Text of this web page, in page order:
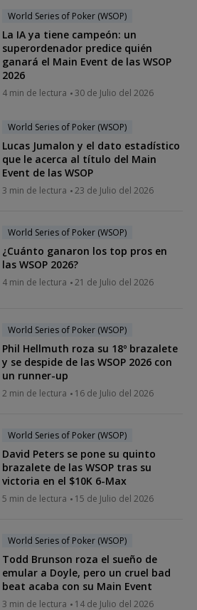
World Series of Poker (WSOP)
La IA ya tiene campeón: un
superordenador predice quién
ganará el Main Event de las WSOP
2026
4 min de lectura 30 de Julio del 2026
World Series of Poker (WSOP)
Lucas Jumalon y el dato estadístico
que le acerca al título del Main
Event de las WSOP
3 min de lectura 23 de Julio del 2026
World Series of Poker (WSOP)
¿Cuánto ganaron los top pros en
las WSOP 2026?
4 min de lectura 21 de Julio del 2026
World Series of Poker (WSOP)
Phil Hellmuth roza su 18º brazalete
y se despide de las WSOP 2026 con
un runner-up
2 min de lectura 16 de Julio del 2026
World Series of Poker (WSOP)
David Peters se pone su quinto
brazalete de las WSOP tras su
victoria en el $10K 6-Max
5 min de lectura 15 de Julio del 2026
World Series of Poker (WSOP)
Todd Brunson roza el sueño de
emular a Doyle, pero un cruel bad
beat acaba con su Main Event
3 min de lectura 14 de Julio del 2026